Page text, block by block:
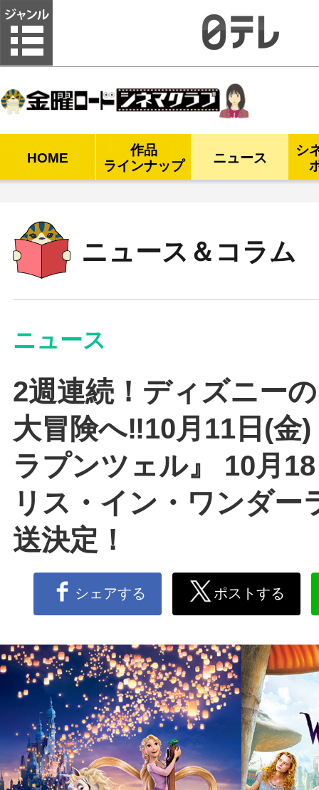
HOME
作品
ラインナップ
ニュース
シ
ニュース＆コラム
ニュース
2週連続！ディズニー
大冒険へ‼10月11日(金
ラプンツェル』 10月
リス・イン・ワンダー
送決定！
シェアする ポストする